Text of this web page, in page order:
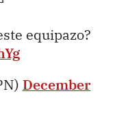
equipazo?
December